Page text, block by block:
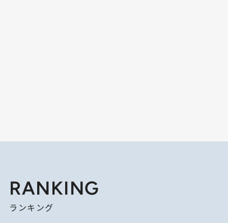
RANKING
ランキング